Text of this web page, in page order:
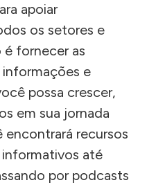
apoiar
os setores e
fornecer as
informações e
possa crescer,
em sua jornada
encontrará recursos
até
por podcasts